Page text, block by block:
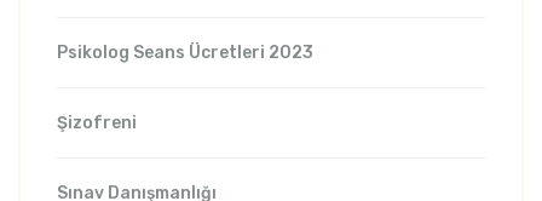
Psikolog Seans Ücretleri 2023
Şizofreni
Sınav Danışmanlığı